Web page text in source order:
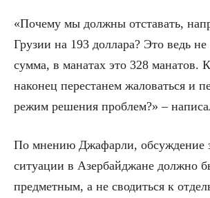
«Почему мы должны отставать,
Грузии на 193 доллара? Это ведь не
сумма, в манатах это 328 манатов.
наконец перестанем жаловаться и
режим решения проблем?» –
По мнению Джафарли, обсуждение
ситуации в Азербайджане должно
предметным, а не сводиться к